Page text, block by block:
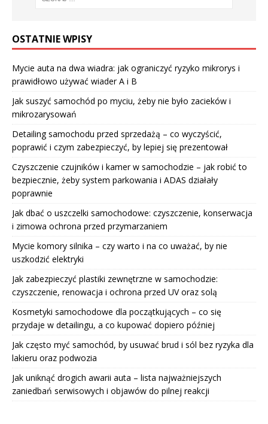
OSTATNIE WPISY
Mycie auta na dwa wiadra: jak ograniczyć ryzyko mikrorys i
prawidłowo używać wiader A i B
Jak suszyć samochód po myciu, żeby nie było zacieków i
mikrozarysowań
Detailing samochodu przed sprzedażą – co wyczyścić,
poprawić i czym zabezpieczyć, by lepiej się prezentował
Czyszczenie czujników i kamer w samochodzie – jak robić to
bezpiecznie, żeby system parkowania i ADAS działały
poprawnie
Jak dbać o uszczelki samochodowe: czyszczenie, konserwacja
i zimowa ochrona przed przymarzaniem
Mycie komory silnika – czy warto i na co uważać, by nie
uszkodzić elektryki
Jak zabezpieczyć plastiki zewnętrzne w samochodzie:
czyszczenie, renowacja i ochrona przed UV oraz solą
Kosmetyki samochodowe dla początkujących – co się
przydaje w detailingu, a co kupować dopiero później
Jak często myć samochód, by usuwać brud i sól bez ryzyka dla
lakieru oraz podwozia
Jak uniknąć drogich awarii auta – lista najważniejszych
zaniedbań serwisowych i objawów do pilnej reakcji